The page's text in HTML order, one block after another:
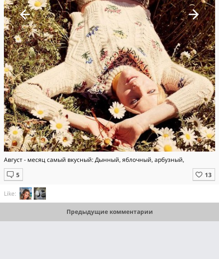
Август - месяц самый вкусный: Дынный, яблочный, арбузный,
Like:
Предыдущие комментарии